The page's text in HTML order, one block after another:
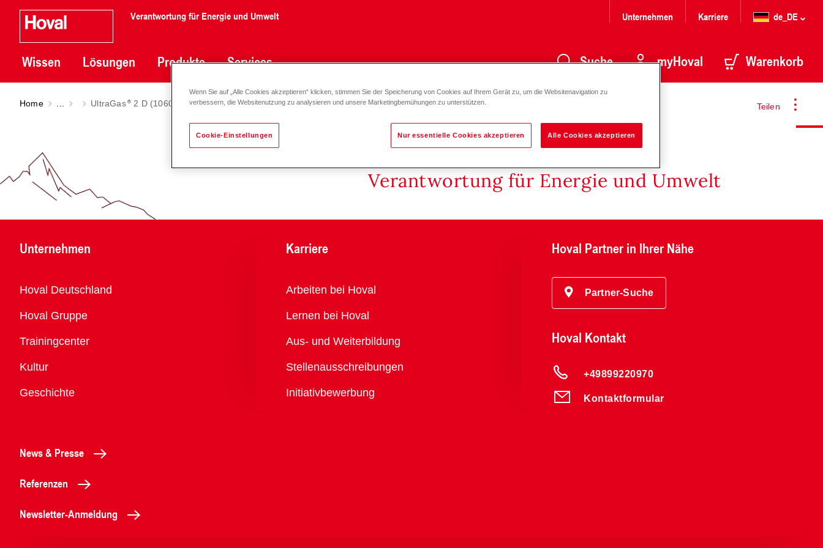
Verantwortung für Energie und Umwelt
Wissen Lösungen Produkte Services
Unternehmen Karriere de_DE
Suche myHoval Warenkorb
Teilen
Home UltraGas 2 D (1060-3100) | Modell 2021
Verantwortung für Energie und Umwelt
Unternehmen
Übersicht
Hoval Deutschland
Hoval Gruppe
Trainingcenter
Kultur
Geschichte
Karriere
Übersicht
Arbeiten bei Hoval
Lernen bei Hoval
Aus- und Weiterbildung
Stellenausschreibungen
Initiativbewerbung
Hoval Partner in Ihrer Nähe
Partner-Suche
Hoval Kontakt
+49899220970
Kontaktformular
News & Presse
Referenzen
Newsletter-Anmeldung
Wenn Sie auf „Alle Cookies akzeptieren“ klicken, stimmen Sie der Speicherung von Cookies auf Ihrem Gerät zu, um die Websitenavigation zu
verbessern, die Websitenutzung zu analysieren und unsere Marketingbemühungen zu unterstützen.
Cookie-Einstellungen Nur essentielle Cookies akzeptieren Alle Cookies akzeptieren